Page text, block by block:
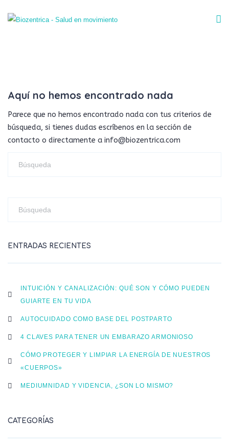
Aquí no hemos encontrado nada
Parece que no hemos encontrado nada con tus criterios de
búsqueda, si tienes dudas escríbenos en la sección de
contacto o directamente a info@biozentrica.com
ENTRADAS RECIENTES
INTUICIÓN Y CANALIZACIÓN: QUÉ SON Y CÓMO PUEDEN
GUIARTE EN TU VIDA
AUTOCUIDADO COMO BASE DEL POSTPARTO
4 CLAVES PARA TENER UN EMBARAZO ARMONIOSO
CÓMO PROTEGER Y LIMPIAR LA ENERGÍA DE NUESTROS
«CUERPOS»
MEDIUMNIDAD Y VIDENCIA, ¿SON LO MISMO?
CATEGORÍAS